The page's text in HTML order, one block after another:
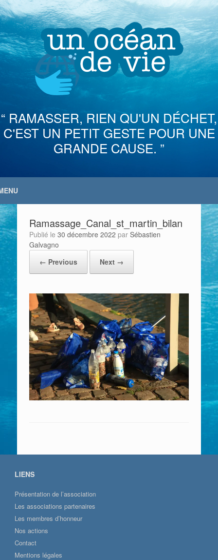
Skip
to
content
“ RAMASSER, RIEN QU'UN DÉCHET,
C'EST UN PETIT GESTE POUR UNE
GRANDE CAUSE. ”
Ramassage_Canal_st_martin_bilan
Publié le 30 décembre 2022 par Sébastien
Galvagno
← Previous
Next →
LIENS
Présentation de l’association
Les associations partenaires
Les membres d’honneur
Nos actions
Contact
Mentions légales